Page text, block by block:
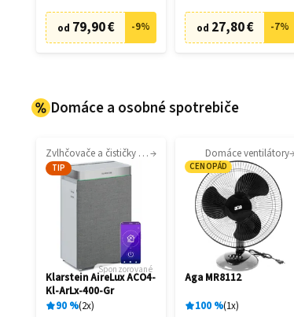
od 79,90 € -9% od 27,80 € -7%
Domáce a osobné spotrebiče
Zvlhčovače a čističky vzduchu
TIP
Sponzorované
Klarstein AireLux ACO4-
Kl-ArLx-400-Gr
90 % 2x
Domáce ventilátory
CENOPÁD
Aga MR8112
100 % 1x